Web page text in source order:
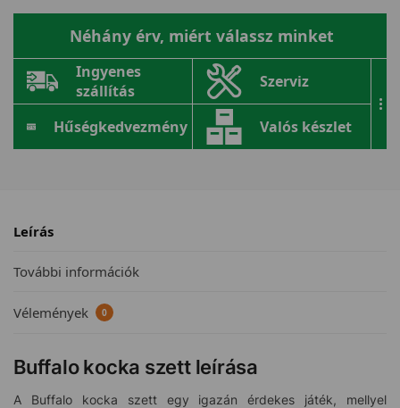
Néhány érv, miért válassz minket
Ingyenes
szállítás
Szerviz
Hűségkedvezmény Valós készlet
...
Leírás
További információk
Vélemények 0
Buffalo kocka szett leírása
A Buffalo kocka szett egy igazán érdekes játék, mellyel